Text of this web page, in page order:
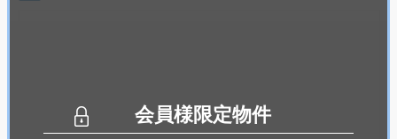
会員様限定物件